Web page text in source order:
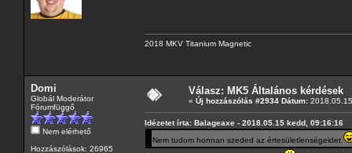
2018 MKV Titanium Magnetic
Domi
Globál Moderátor
Fórumfüggő
Nem elérhető
Hozzászólások: 26965
Válasz: MK5 Általános kérdések
« Új hozzászólás #2934 Dátum:
Idézetet írta: Balageaxe - 2018.05.15 kedd, 09:16:16
Nem tudom honnan szeded az értesületlenségeidet